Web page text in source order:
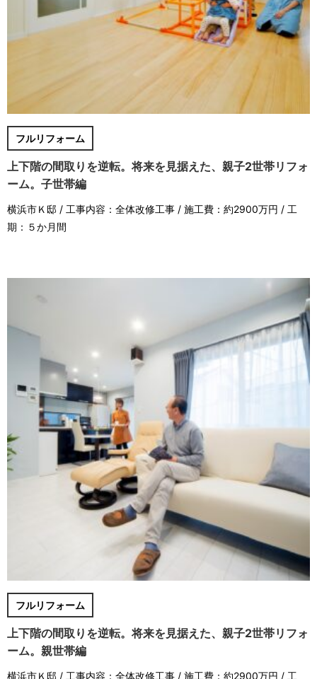
フルリフォーム
上下階の間取りを逆転。将来を見据えた、親子2世帯リフォ
ーム。子世帯編
横浜市Ｋ邸 / 工事内容：全体改修工事 / 施工費：約2900万円 / 工
期：５か月間
フルリフォーム
上下階の間取りを逆転。将来を見据えた、親子2世帯リフォ
ーム。親世帯編
横浜市Ｋ邸 / 工事内容：全体改修工事 / 施工費：約2900万円 / 工